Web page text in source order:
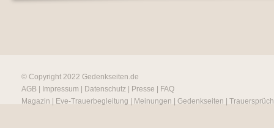
© Copyright 2022 Gedenkseiten.de
AGB
Impressum Datenschutz Presse
FAQ
Magazin
Eve-Trauerbegleitung Meinungen Gedenkseiten